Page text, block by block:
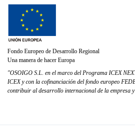
Fondo Europeo de Desarrollo Regional
Una manera de hacer Europa
"OSOIGO S.L. en el marco del Programa ICEX
ICEX y con la cofinanciación del fondo europeo
contribuir al desarrollo internacional de la empresa